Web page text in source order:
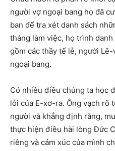
người vợ ngoại bang họ đã
ban để tra xét danh sách
tháng làm việc, họ trình
gồm các thầy tế lễ, người
ngoại bang.
Có nhiều điều chúng ta học
lỗi của E-xơ-ra. Ông vạch rõ
người và khẳng định rằng,
thực hiện điều hài lòng Đức
riêng và cảm xúc của mình